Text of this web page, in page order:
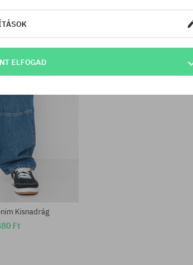
Kisnadrág
Ft
ELFOGAD